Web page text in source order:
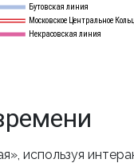
Бутовская линия
Московское Центральное
Некрасовская линия
используя